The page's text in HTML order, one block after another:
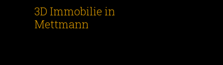
3D Immobilie in
Mettmann